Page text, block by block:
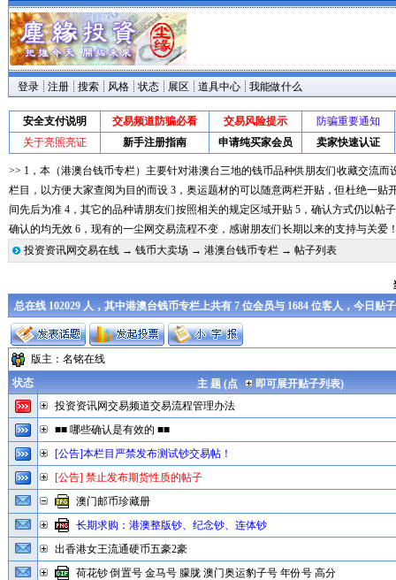
登录 注册 搜索 风格 状态 展区 道具中心 我能做什么
安全支付说明 交易频道防骗必看 交易风险提示
防骗重要通知
关于亮照亮证
新手注册指南 申请纯买家会员 卖家快速认证
>> 1，本（港澳台钱币专栏）主要针对港澳台三地的钱币品种供朋友们收藏交流
栏目，以方便大家查阅为目的而设 3，奥运题材的可以随意两栏开贴，但杜绝一
间先后为准 4，其它的品种请朋友们按照相关的规定区域开贴 5，确认方式仍以帖
确认的均无效 6，现有的一尘网交易流程不变，感谢朋友们长期以来的支持与关爱
投资资讯网交易在线→ 钱币大卖场→ 港澳台钱币专栏→ 帖子列表
总在线 102029 人，其中港澳台钱币专栏上共有 7 位会员与 1684 位客人，今日贴
版主： 名铭在线
状态
主 题 (点
即可展开贴子列表)
投资资讯网交易频道交易流程管理办法
■■ 哪些确认是有效的 ■■
[公告]本栏目严禁发布测试钞交易帖！
[公告] 禁止发布期货性质的帖子
澳门邮币珍藏册
长期求购：港澳整版钞、纪念钞、连体钞
出香港女王流通硬币五豪2豪
荷花钞 倒置号 金马号 朦胧 澳门奥运豹子号 年份号 高分